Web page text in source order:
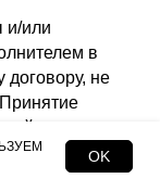
и/или
в
договору, не
Принятие
в
Заказчик
OK